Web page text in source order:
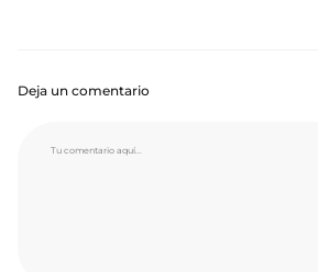
Deja un comentario